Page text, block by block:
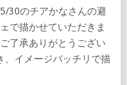
30のチアかなさんの避
で描かせていただきま
了承ありがとうござい
、イメージバッチリで描